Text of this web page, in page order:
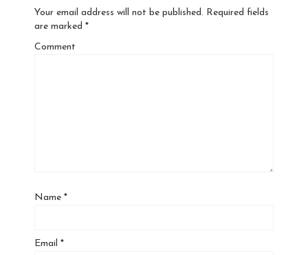
Your email address will not be published. Required fields
are marked *
Comment
Name *
Email *